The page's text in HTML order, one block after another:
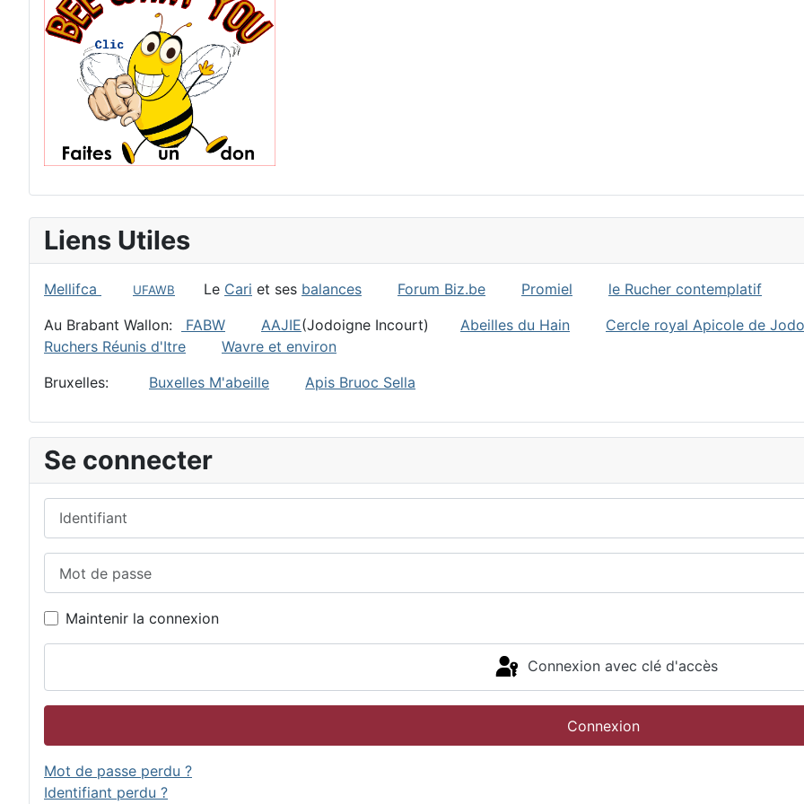
Liens Utiles
Mellifca UFAWB Le Cari et ses balances Forum Biz.be Promiel
le Rucher contemplatif
Au Brabant Wallon:
FABW AAJIE(Jodoigne Incourt) Abeilles du Hain Cercle royal Apicole de
Ruchers Réunis d'Itre
Wavre et environ
Bruxelles: Buxelles M'abeille Apis Bruoc Sella
Se connecter
Maintenir la connexion
Connexion avec clé d'accès
Connexion
Mot de passe perdu ?
Identifiant perdu ?